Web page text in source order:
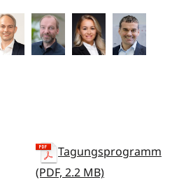
Tagungsprogramm
(PDF, 2.2 MB)